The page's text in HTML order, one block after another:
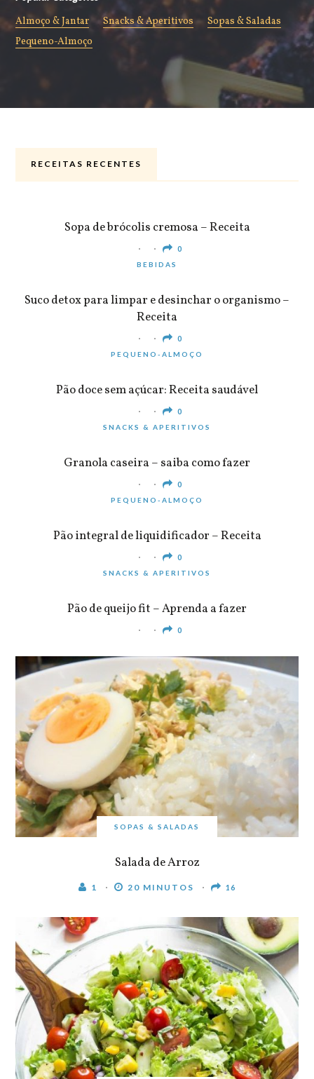
Almoço & Jantar Snacks & Aperitivos
Sopas & Saladas
Pequeno-Almoço
RECEITAS RECENTES
Sopa de brócolis cremosa – Receita
0
BEBIDAS
Suco detox para limpar e desinchar o organismo –
Receita
0
PEQUENO-ALMOÇO
Pão doce sem açúcar: Receita saudável
0
SNACKS & APERITIVOS
Granola caseira – saiba como fazer
0
PEQUENO-ALMOÇO
Pão integral de liquidificador – Receita
0
SNACKS & APERITIVOS
Pão de queijo fit – Aprenda a fazer
0
SOPAS & SALADAS
Salada de Arroz
1 20 MINUTOS 16